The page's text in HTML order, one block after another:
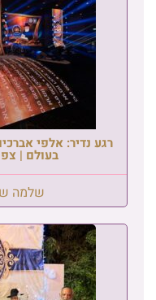
רגע נדיר: אלפי
בעולם |
שלמה